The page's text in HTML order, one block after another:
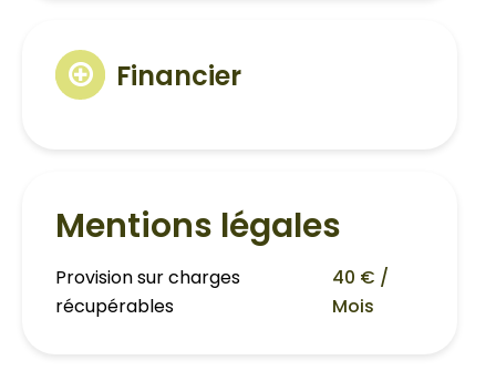
Financier
Mentions légales
Provision sur charges
récupérables
40 € /
Mois